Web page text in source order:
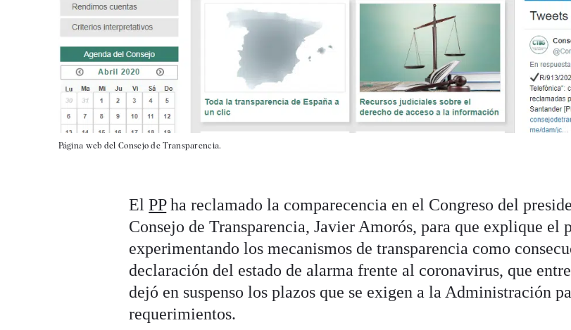
Página web del Consejo de Transparencia.
ElPPha reclamado la comparecencia en el Congreso del
Consejo de Transparencia, Javier Amorós, para que explique el
experimentando los mecanismos de transparencia como
declaración del estado de alarma frente al coronavirus, que
dejó en suspenso los plazos que se exigen a la Administración
requerimientos.